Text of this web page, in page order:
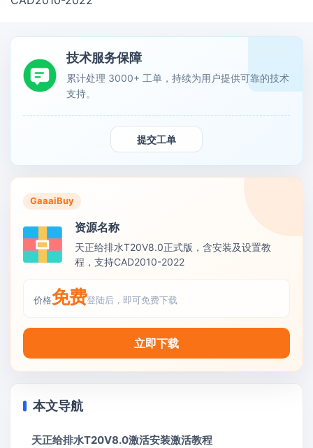
技术服务保障
累计处理 3000+ 工单，持续为用户提供可靠的技术
支持。
提交工单
GaaaiBuy
资源名称
天正给排水T20V8.0正式版，含安装及设置教
程，支持CAD2010-2022
价格免费登陆后，即可免费下载
立即下载
本文导航
天正给排水T20V8.0激活安装激活教程